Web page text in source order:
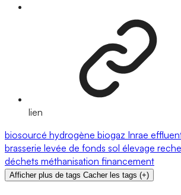
lien
biosourcé hydrogène biogaz Inrae
brasserie levée de fonds sol élevage
déchets méthanisation financement
Afficher plus de tags Cacher les tags (+)